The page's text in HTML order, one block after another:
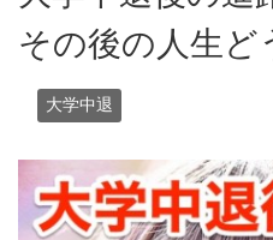
その後の人生ど
大学中退